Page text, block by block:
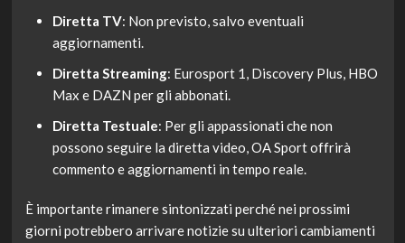
Diretta TV: Non previsto, salvo eventuali
aggiornamenti.
Diretta Streaming: Eurosport 1, Discovery Plus, HBO
Max e DAZN per gli abbonati.
Diretta Testuale: Per gli appassionati che non
possono seguire la diretta video, OA Sport offrirà
commento e aggiornamenti in tempo reale.
È importante rimanere sintonizzati perché nei prossimi
giorni potrebbero arrivare notizie su ulteriori cambiamenti